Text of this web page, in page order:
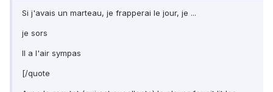
Si j'avais un marteau, je frapperai le jour, je ...
je sors
Il a l'air sympas
[/quote